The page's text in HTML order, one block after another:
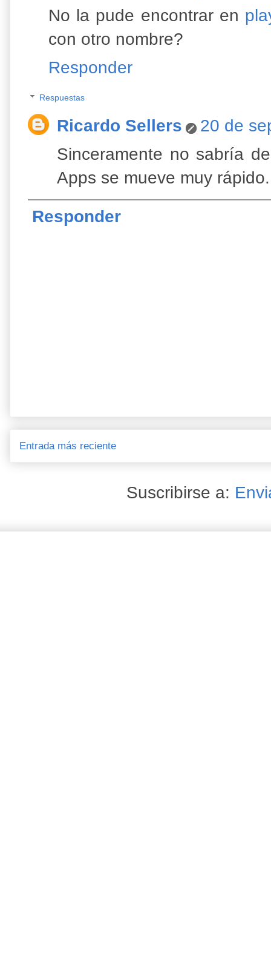
No la pude encontrar en
con otro nombre?
Responder
Respuestas
Ricardo Sellers
20 de
Sinceramente no sabría
Apps se mueve muy
Responder
Entrada más reciente
Suscribirse a: